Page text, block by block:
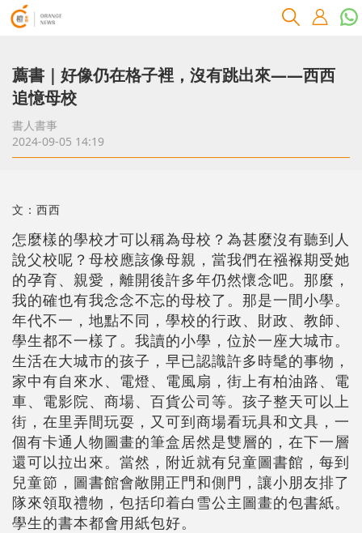
薦書｜好像仍在格子裡，沒有跳出來——西西
追憶母校
書人書事
2024-09-05 14:19
文：西西
怎麼樣的學校才可以稱為母校？為甚麼沒有聽到人
說父校呢？母校應該像母親，當我們在襁褓期受她
的孕育、親愛，離開後許多年仍然懷念吧。那麼，
我的確也有我念念不忘的母校了。那是一間小學。
年代不一，地點不同，學校的行政、財政、教師、
學生都不一樣了。我讀的小學，位於一座大城市。
生活在大城市的孩子，早已認識許多時髦的事物，
家中有自來水、電燈、電風扇，街上有柏油路、電
車、電影院、商場、百貨公司等。孩子整天可以上
街，在里弄間玩耍，又可到商場看玩具和文具，一
個有卡通人物圖畫的筆盒居然是雙層的，在下一層
還可以拉出來。當然，附近就有兒童圖書館，每到
兒童節，圖書館會敞開正門和側門，讓小朋友排了
隊來領取禮物，包括印着白雪公主圖畫的包書紙。
學生的書本都會用紙包好。